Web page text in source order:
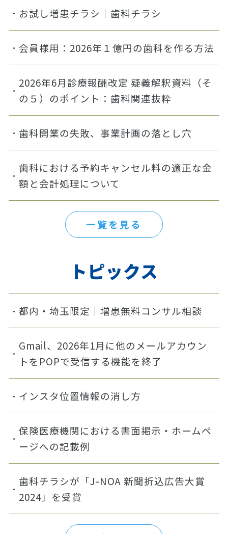
お試し増患チラシ｜歯科チラシ
会員様用：2026年１億円の歯科を作る方法
2026年6月診療報酬改定 疑義解釈資料（そ
の５）のポイント：歯科関連抜粋
歯科開業の失敗、事業計画の落とし穴
歯科における予約キャンセル料の適正な金
額と会計処理について
一覧を見る
トピックス
都内・埼玉限定｜増患無料コンサル相談
Gmail、2026年1月に他のメールアカウン
トをPOPで受信する機能を終了
インスタ位置情報の消し方
保険医療機関における書面掲示・ホームペ
ージへの記載例
歯科チラシが「J-NOA 新聞折込広告大賞
2024」を受賞